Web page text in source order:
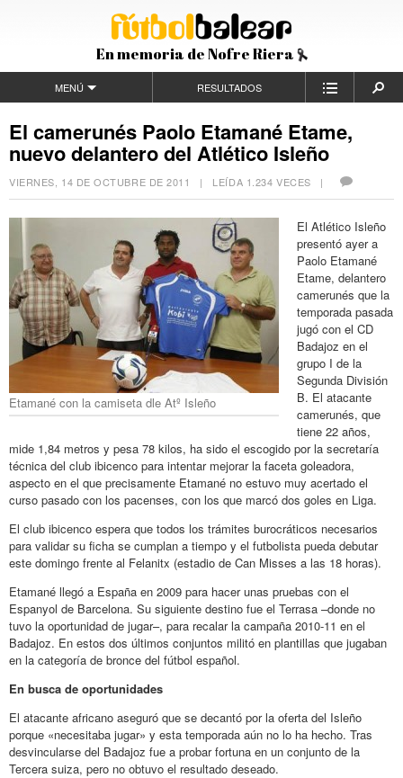
En memoria de Nofre Riera
MENÚ RESULTADOS
El camerunés Paolo Etamané Etame,
nuevo delantero del Atlético Isleño
VIERNES, 14 DE OCTUBRE DE 2011 | LEÍDA 1.234 VECES |
Etamané con la camiseta dle Atº Isleño
El Atlético Isleño
presentó ayer a
Paolo Etamané
Etame, delantero
camerunés que la
temporada pasada
jugó con el CD
Badajoz en el
grupo I de la
Segunda División
B. El atacante
camerunés, que
tiene 22 años,
mide 1,84 metros y pesa 78 kilos, ha sido el escogido por la secretaría
técnica del club ibicenco para intentar mejorar la faceta goleadora,
aspecto en el que precisamente Etamané no estuvo muy acertado el
curso pasado con los pacenses, con los que marcó dos goles en Liga.
El club ibicenco espera que todos los trámites burocráticos necesarios
para validar su ficha se cumplan a tiempo y el futbolista pueda debutar
este domingo frente al Felanitx (estadio de Can Misses a las 18 horas).
Etamané llegó a España en 2009 para hacer unas pruebas con el
Espanyol de Barcelona. Su siguiente destino fue el Terrasa –donde no
tuvo la oportunidad de jugar–, para recalar la campaña 2010-11 en el
Badajoz. En estos dos últimos conjuntos militó en plantillas que jugaban
en la categoría de bronce del fútbol español.
En busca de oportunidades
El atacante africano aseguró que se decantó por la oferta del Isleño
porque «necesitaba jugar» y esta temporada aún no lo ha hecho. Tras
desvincularse del Badajoz fue a probar fortuna en un conjunto de la
Tercera suiza, pero no obtuvo el resultado deseado.